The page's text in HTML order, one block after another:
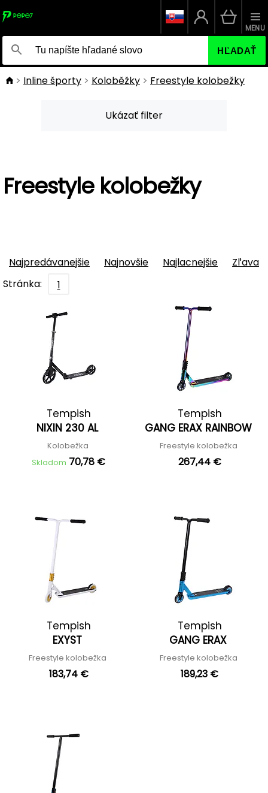
HĽADAŤ
MENU
Inline športy Koloběžky Freestyle kolobežky
Ukázať filter
Freestyle kolobežky
Najpredávanejšie Najnovšie Najlacnejšie
Zľava
Stránka:
1
Tempish
NIXIN 230 AL
Kolobežka
Skladom 70,78 €
Tempish
GANG ERAX RAINBOW
Freestyle kolobežka
267,44 €
Tempish
EXYST
Freestyle kolobežka
183,74 €
Tempish
GANG ERAX
Freestyle kolobežka
189,23 €